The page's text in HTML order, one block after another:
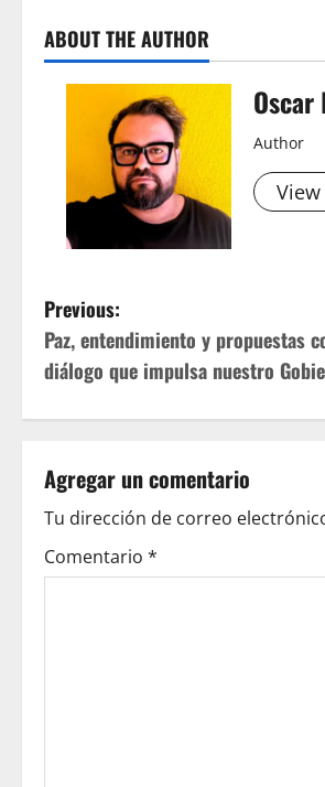
ABOUT THE AUTHOR
Oscar
Author
P
o
s
n
a
v
Previous:
Paz, entendimiento y propuestas
diálogo que impulsa nuestro
Agregar un comentario
Tu dirección de correo
Comentario *